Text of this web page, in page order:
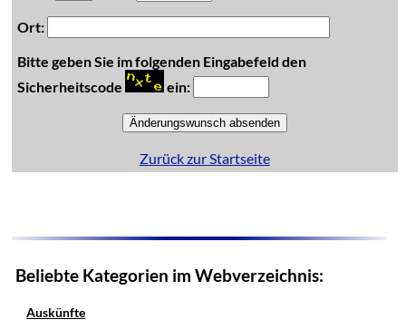
Ort:
Bitte geben Sie im folgenden Eingabefeld den
Sicherheitscode
ein:
Zurück zur Startseite
Beliebte Kategorien im Webverzeichnis:
Auskünfte